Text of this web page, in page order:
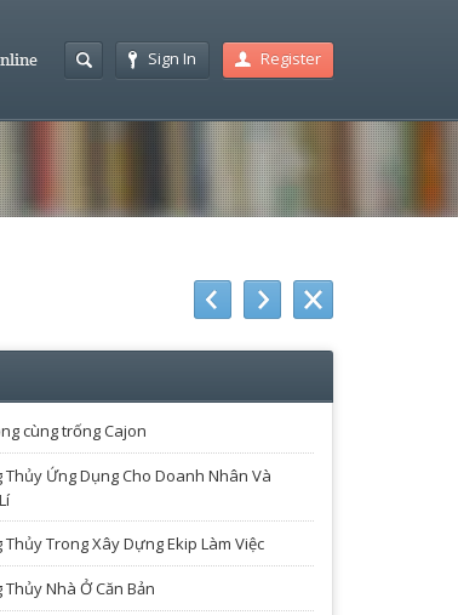
Sign In Register
cùng trống Cajon
Thủy Ứng Dụng Cho Doanh Nhân Và
Thủy Trong Xây Dựng Ekip Làm Việc
Thủy Nhà Ở Căn Bản